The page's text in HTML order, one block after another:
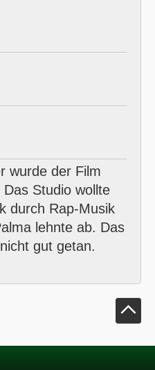
wurde der Film
Studio wollte
durch Rap-Musik
lehnte ab. Das
gut getan.
Klick